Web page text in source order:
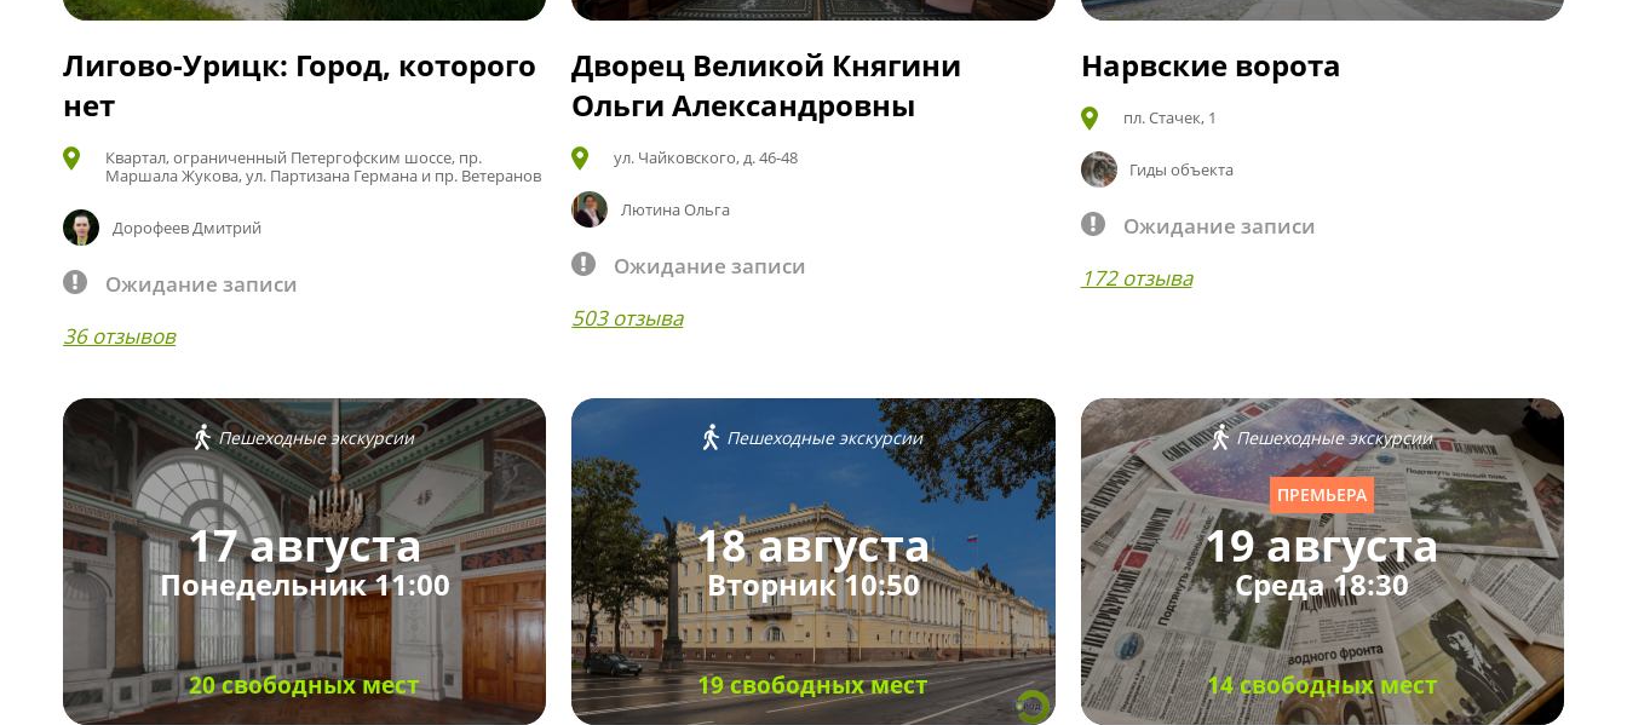
Лигово-Урицк: Город, которого
нет
Квартал, ограниченный Петергофским шоссе, пр.
Маршала Жукова, ул. Партизана Германа и пр. Ветеранов
Дорофеев Дмитрий
Ожидание записи
36 отзывов
Дворец Великой Княгини
Ольги Александровны
ул. Чайковского, д. 46-48
Лютина Ольга
Ожидание записи
503 отзыва
Нарвские ворота
пл. Стачек, 1
Гиды объекта
Ожидание записи
172 отзыва
Пешеходные экскурсии
17 августа
Понедельник 11:00
20 свободных мест
Пешеходные экскурсии
18 августа
Вторник 10:50
19 свободных мест
Пешеходные экскурсии
ПРЕМЬЕРА
19 августа
Среда 18:30
14 свободных мест